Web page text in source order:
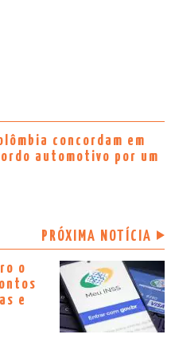
concordam em
automotivo por um
PRÓXIMA NOTÍCIA
o
e